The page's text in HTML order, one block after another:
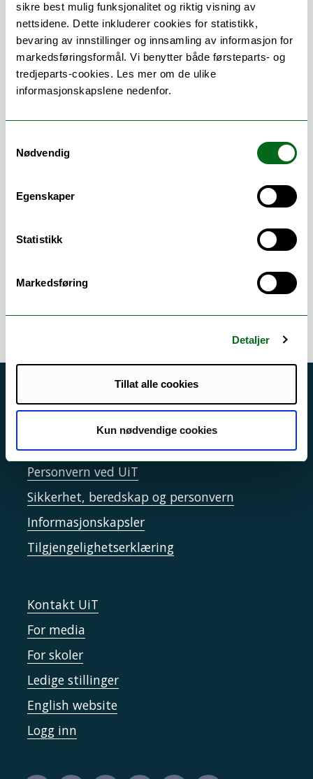
sikre best mulig funksjonalitet og riktig visning av
nettsidene. Dette inkluderer cookies for statistikk,
bevaring av innstillinger og innsamling av informasjon for
markedsføringsformål. Vi benytter både førsteparts- og
tredjeparts-cookies. Les mer om de ulike
informasjonskapslene nedenfor.
Nødvendig
Egenskaper
Statistikk
Markedsføring
Detaljer
Tillat alle cookies
Kun nødvendige cookies
Stillingsbeskrivelse
Jens C. Thimm er spesialist i klinisk
psykologi og professor. Hans forskning
omhandler dimensjonale modeller for
og effektiviteten av psykologiske
arbeidsområder
Klinisk psykologi Personlighetspsykologi
Driftsmeldinger
Personvern ved UiT
Sikkerhet, beredskap og personvern
Informasjonskapsler
Tilgjengelighetserklæring
Kontakt UiT
For media
For skoler
Ledige stillinger
English website
Logg inn